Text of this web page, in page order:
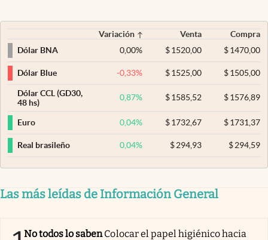
Variación Venta
Compra
Dólar BNA
0,00% $ 1520,00 $1470,00
Dólar Blue -0,33% $ 1525,00 $1505,00
Dólar CCL (GD30,
48 hs)
0,87% $ 1585,52 $1576,89
Euro 0,04% $ 1732,67 $1731,37
Real brasileño 0,04% $ 294,93 $294,59
Las más leídas de Información General
No todos lo sabenColocar el papel higiénico hacia